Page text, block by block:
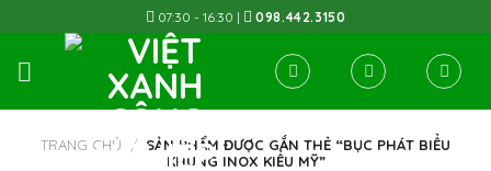
to
content
07:30 - 16:30 | 098.442.3150
TRANG CHỦ / SẢN PHẨM ĐƯỢC GẮN THẺ “BỤC PHÁT BIỂU
KHUNG INOX KIỂU MỸ”